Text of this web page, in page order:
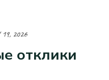
19, 2026
отклики